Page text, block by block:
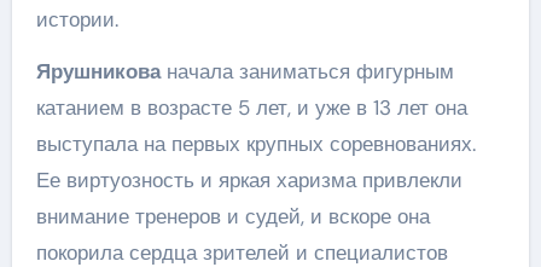
истории.
Ярушникованачала заниматься фигурным
катанием в возрасте 5 лет, и уже в 13 лет она
выступала на первых крупных соревнованиях.
Ее виртуозность и яркая харизма привлекли
внимание тренеров и судей, и вскоре она
покорила сердца зрителей и специалистов